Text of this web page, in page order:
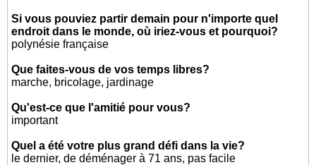
Si vous pouviez partir demain pour n'importe quel
endroit dans le monde, où iriez-vous et pourquoi?
polynésie française
Que faites-vous de vos temps libres?
marche, bricolage, jardinage
Qu'est-ce que l'amitié pour vous?
important
Quel a été votre plus grand défi dans la vie?
le dernier, de déménager à 71 ans, pas facile